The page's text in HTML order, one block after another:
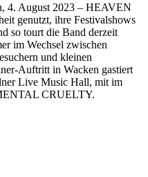
4. August 2023 – HEAVEN
genutzt, ihre Festivalshows
so tourt die Band derzeit
im Wechsel zwischen
und kleinen
Auftritt in Wacken gastiert
Live Music Hall, mit im
CRUELTY.